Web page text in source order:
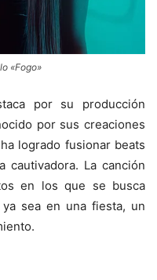
«Fogo»
por su producción
por sus creaciones
logrado fusionar beats
cautivadora. La canción
en los que se busca
sea en una fiesta, un